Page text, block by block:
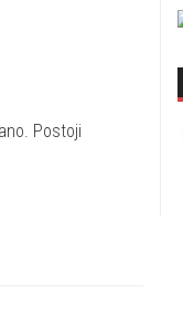
Postoji